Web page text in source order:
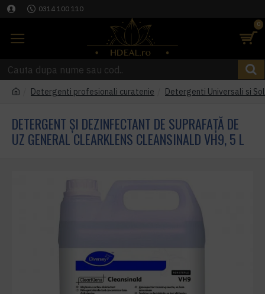
0314 100 110
0
Detergenti profesionali curatenie Detergenti Universali si
DETERGENT ȘI DEZINFECTANT DE SUPRAFAȚĂ DE
UZ GENERAL CLEARKLENS CLEANSINALD VH9, 5 L